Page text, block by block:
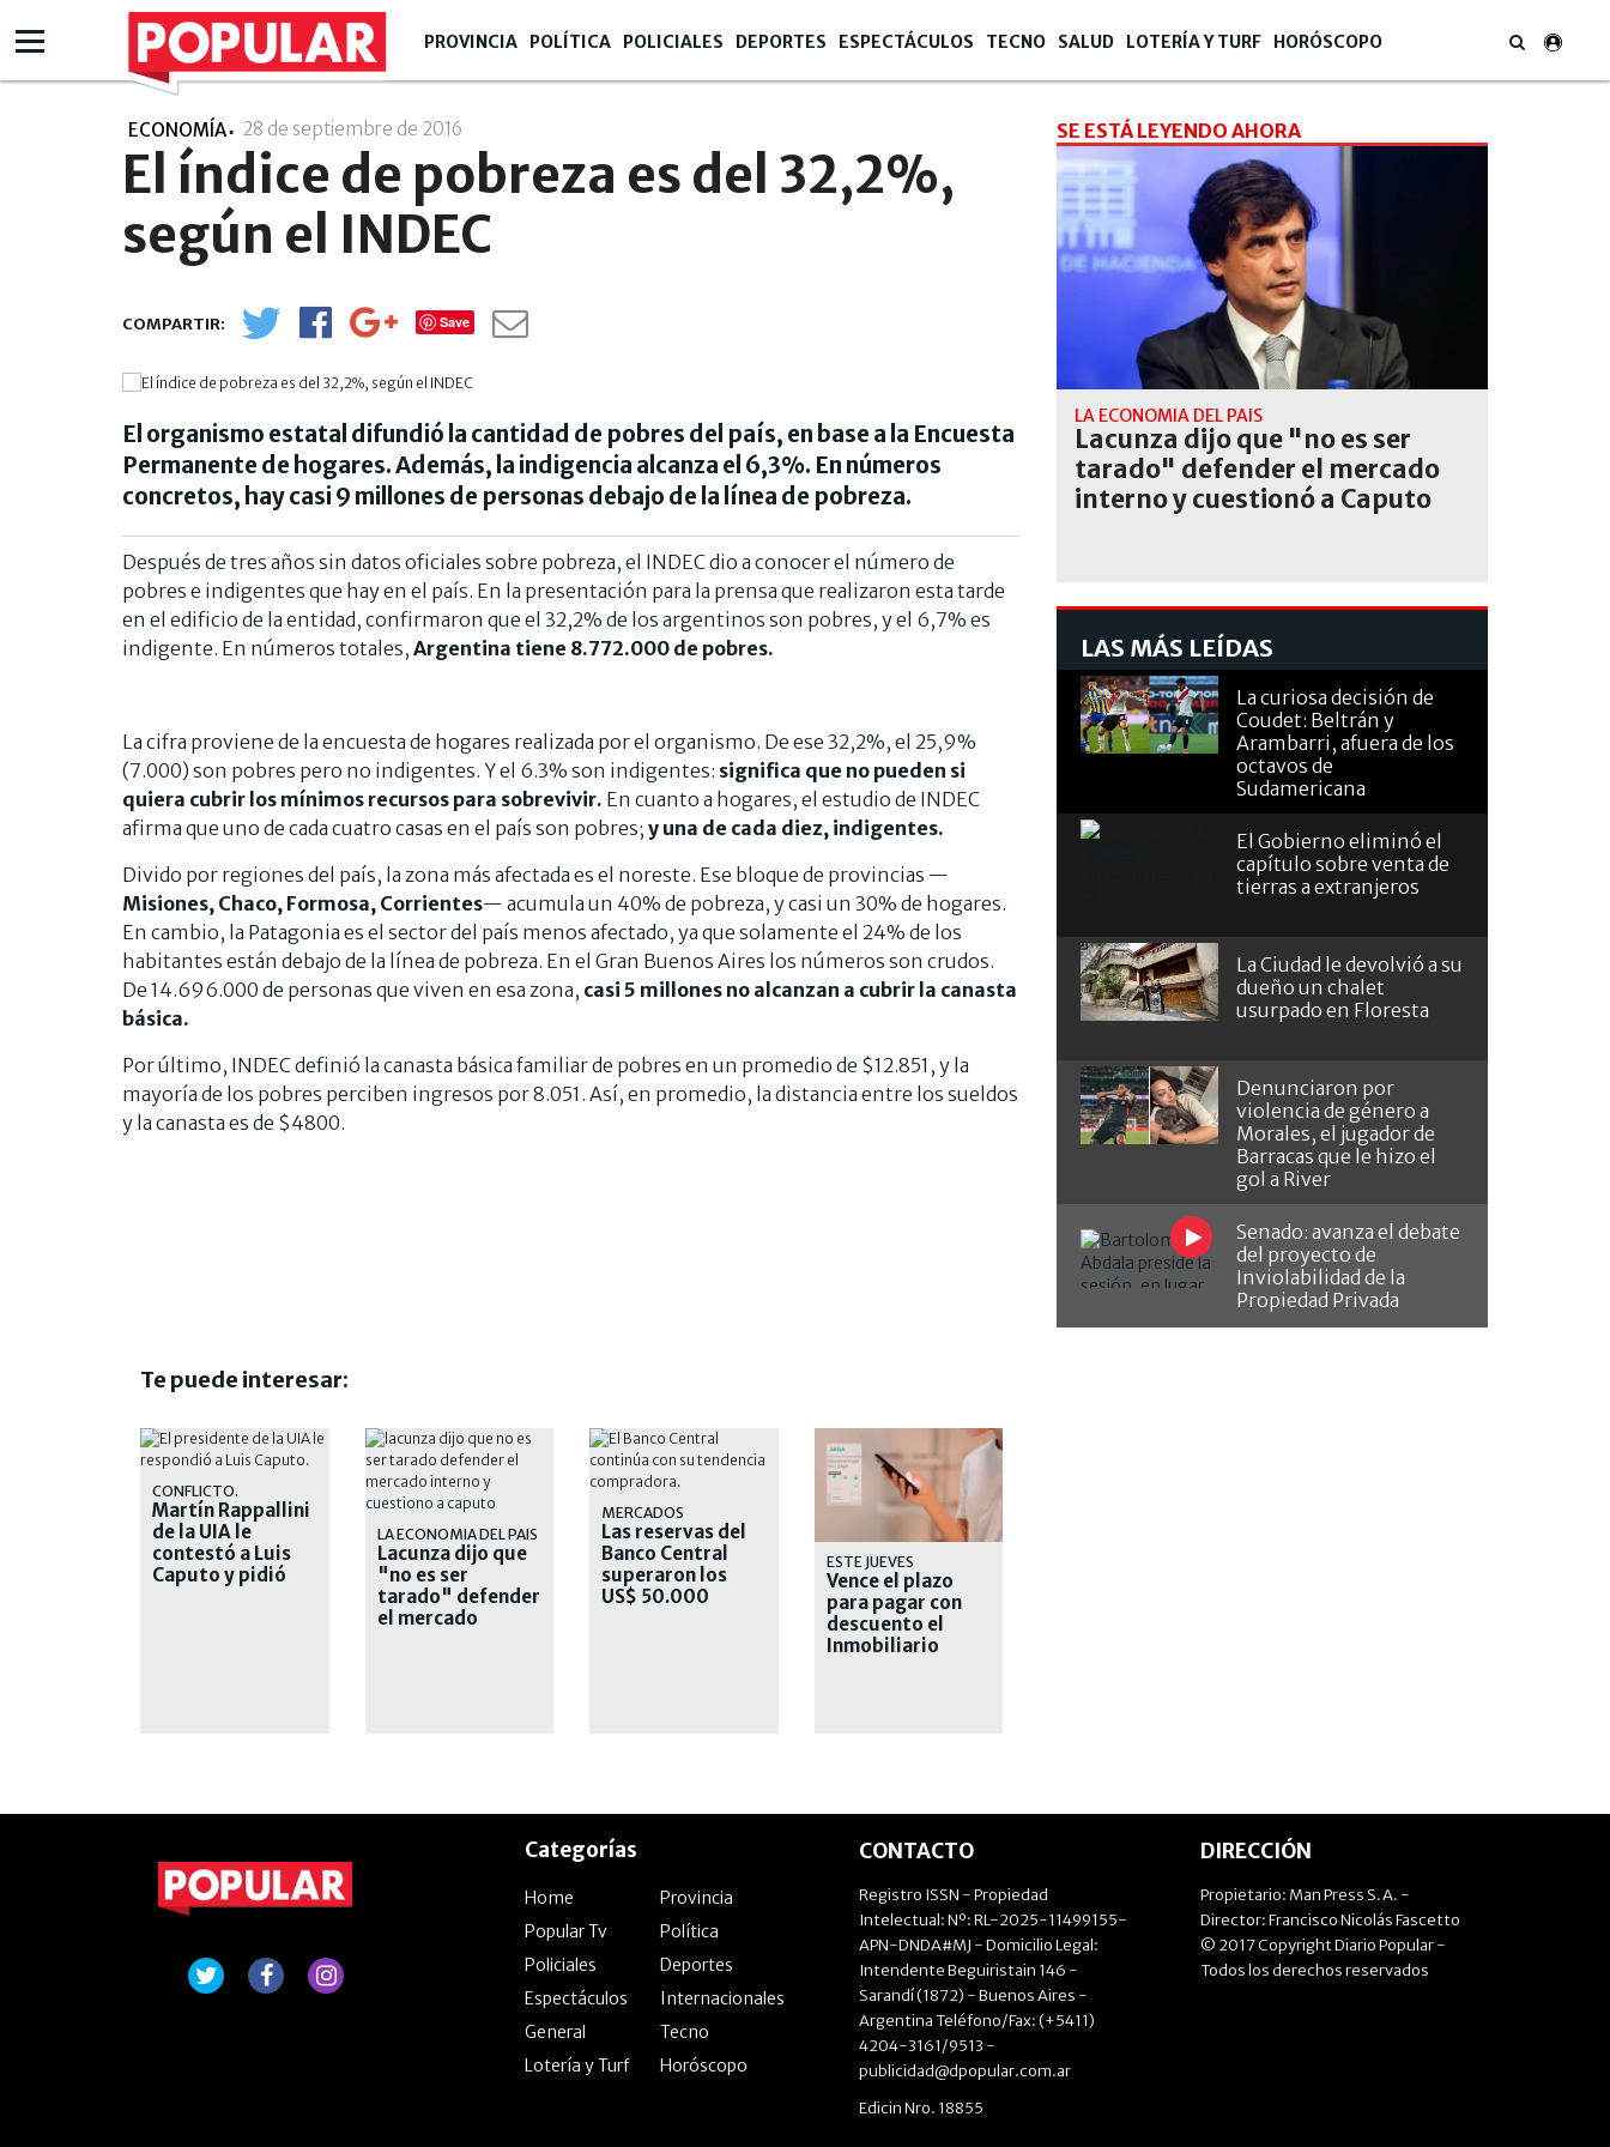
PROVINCIA POLÍTICA POLICIALES DEPORTES ESPECTÁCULOS TECNO SALUD LOTERÍA Y TURF HORÓSCOPO
ECONOMÍA 28 de septiembre de 2016
El índice de pobreza es del 32,2%,
según el INDEC
Save
El organismo estatal difundió la cantidad de pobres del país, en base a la Encuesta
Permanente de hogares. Además, la indigencia alcanza el 6,3%. En números
concretos, hay casi 9 millones de personas debajo de la línea de pobreza.
Después de tres años sin datos oficiales sobre pobreza, el INDEC dio a conocer el número de
pobres e indigentes que hay en el país. En la presentación para la prensa que realizaron esta tarde
en el edificio de la entidad, confirmaron que el 32,2% de los argentinos son pobres, y el 6,7% es
indigente. En números totales, Argentina tiene 8.772.000 de pobres.
La cifra proviene de la encuesta de hogares realizada por el organismo. De ese 32,2%, el 25,9%
(7.000) son pobres pero no indigentes. Y el 6.3% son indigentes: significa que no pueden si
quiera cubrir los mínimos recursos para sobrevivir. En cuanto a hogares, el estudio de INDEC
afirma que uno de cada cuatro casas en el país son pobres; y una de cada diez, indigentes.
Divido por regiones del país, la zona más afectada es el noreste. Ese bloque de provincias —
Misiones, Chaco, Formosa, Corrientes— acumula un 40% de pobreza, y casi un 30% de hogares.
En cambio, la Patagonia es el sector del país menos afectado, ya que solamente el 24% de los
habitantes están debajo de la línea de pobreza. En el Gran Buenos Aires los números son crudos.
De 14.696.000 de personas que viven en esa zona, casi 5 millones no alcanzan a cubrir la canasta
básica.
Por último, INDEC definió la canasta básica familiar de pobres en un promedio de $12.851, y la
mayoría de los pobres perciben ingresos por 8.051. Así, en promedio, la distancia entre los sueldos
y la canasta es de $4800.
Te puede interesar:
CONFLICTO.
Martín Rappallini
de la UIA le
contestó a Luis
Caputo y pidió
LA ECONOMIA DEL PAIS
Lacunza dijo que
"no es ser
tarado" defender
el mercado
MERCADOS
Las reservas del
Banco Central
superaron los
US$ 50.000
ESTE JUEVES
Vence el plazo
para pagar con
descuento el
Inmobiliario
SE ESTÁ LEYENDO AHORA
LA ECONOMIA DEL PAIS
Lacunza dijo que "no es ser
tarado" defender el mercado
interno y cuestionó a Caputo
LAS MÁS LEÍDAS
La curiosa decisión de
Coudet: Beltrán y
Arambarri, afuera de los
octavos de
Sudamericana
El Gobierno eliminó el
capítulo sobre venta de
tierras a extranjeros
La Ciudad le devolvió a su
dueño un chalet
usurpado en Floresta
Denunciaron por
violencia de género a
Morales, el jugador de
Barracas que le hizo el
gol a River
Senado: avanza el debate
del proyecto de
Inviolabilidad de la
Propiedad Privada
Categorías
Home
Provincia
Popular Tv
Política
Policiales
Deportes
Espectáculos
Internacionales
General
Tecno
Lotería y Turf
Horóscopo
CONTACTO
Registro ISSN - Propiedad
Intelectual: Nº: RL-2025-11499155-
APN-DNDA#MJ - Domicilio Legal:
Intendente Beguiristain 146 -
Sarandí (1872) - Buenos Aires -
Argentina Teléfono/Fax: (+5411)
4204-3161/9513 -
publicidad@dpopular.com.ar
Edicin Nro. 18855
DIRECCIÓN
Propietario: Man Press S.A. -
Director: Francisco Nicolás Fascetto
© 2017 Copyright Diario Popular -
Todos los derechos reservados